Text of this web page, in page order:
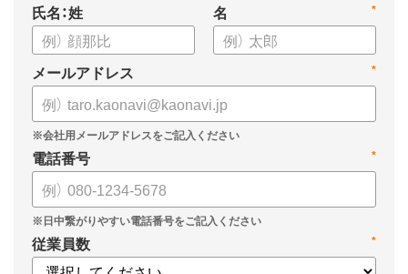
氏名：姓 *
名
*
メールアドレス
*
電話番号
*
従業員数